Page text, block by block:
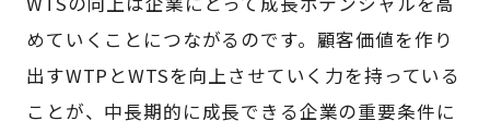
めていくことにつながるのです。顧客価値を作り
出すWTPとWTSを向上させていく力を持っている
ことが、中長期的に成長できる企業の重要条件に